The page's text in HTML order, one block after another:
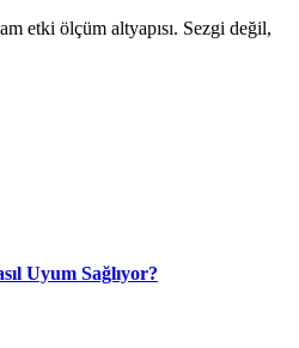
etki ölçüm altyapısı. Sezgi değil,
Uyum Sağlıyor?